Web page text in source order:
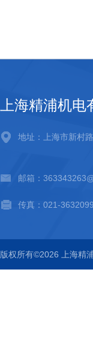
上海精浦机电
地址：上海市新村
邮箱：
传真：021-
版权所有©2026 上海精